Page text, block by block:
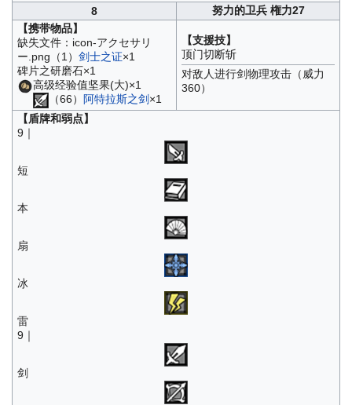
8
努力的卫兵 権力27
【携带物品】
缺失文件：icon-アクセサリ
ー.png（1） 剑士之证×1
碑片之研磨石×1
高级经验值坚果(大)×1
（66）
阿特拉斯之剑 ×1
【支援技】
顶门切断斩
对敌人进行剑物理攻击（威力
360）
【盾牌和弱点】
9｜
短
本
扇
冰
雷
9｜
剑